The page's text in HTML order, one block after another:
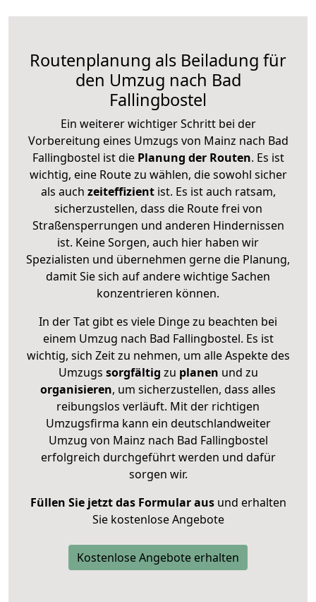
Routenplanung als Beiladung für
den Umzug nach Bad
Fallingbostel
Ein weiterer wichtiger Schritt bei der
Vorbereitung eines Umzugs von Mainz nach Bad
Fallingbostel ist diePlanung der Routen. Es ist
wichtig, eine Route zu wählen, die sowohl sicher
als auch zeiteffizientist. Es ist auch ratsam,
sicherzustellen, dass die Route frei von
Straßensperrungen und anderen Hindernissen
ist. Keine Sorgen, auch hier haben wir
Spezialisten und übernehmen gerne die Planung,
damit Sie sich auf andere wichtige Sachen
konzentrieren können.
In der Tat gibt es viele Dinge zu beachten bei
einem Umzug nach Bad Fallingbostel. Es ist
wichtig, sich Zeit zu nehmen, um alle Aspekte des
Umzugs sorgfältig zu planen und zu
organisieren, um sicherzustellen, dass alles
reibungslos verläuft. Mit der richtigen
Umzugsfirma kann ein deutschlandweiter
Umzug von Mainz nach Bad Fallingbostel
erfolgreich durchgeführt werden und dafür
sorgen wir.
Füllen Sie jetzt das Formular ausund erhalten
Sie kostenlose Angebote
Kostenlose Angebote erhalten